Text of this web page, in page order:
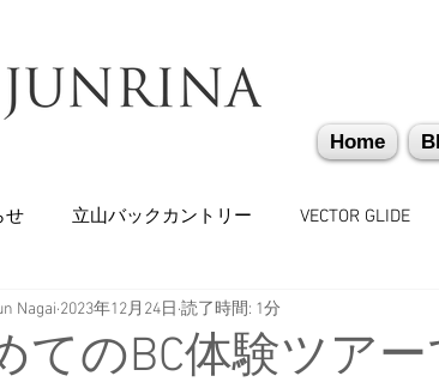
Home
せ 立山バックカントリー VECTOR GLIDE
八甲田山 かぐらバックカントリー
てのBC体験ツアー
Nagai 2023年12月24日 読了時間: 1分